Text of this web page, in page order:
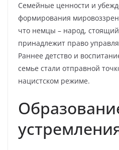
Семейные ценности и
формирования
что немцы – народ,
принадлежит право
Раннее детство и
семье стали отправной
нацистском режиме.